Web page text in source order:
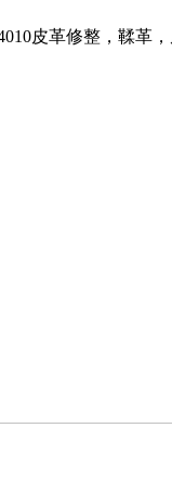
皮革修整，鞣革